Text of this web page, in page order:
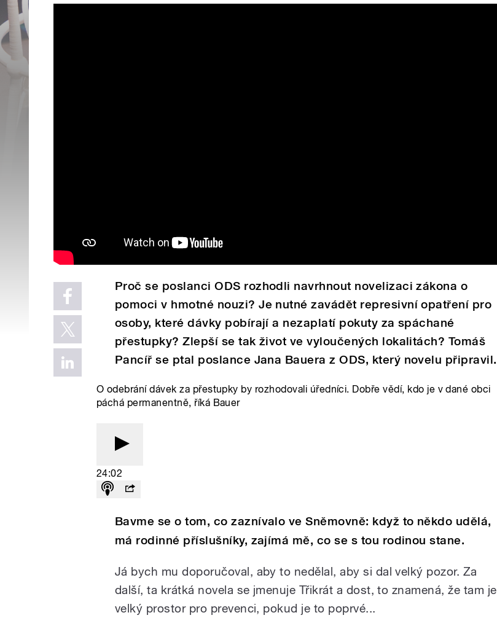
Proč se poslanci ODS rozhodli navrhnout novelizaci zákona o
pomoci v hmotné nouzi? Je nutné zavádět represivní opatření pro
osoby, které dávky pobírají a nezaplatí pokuty za spáchané
přestupky? Zlepší se tak život ve vyloučených lokalitách? Tomáš
Pancíř se ptal poslance Jana Bauera z ODS, který novelu připravil.
O odebrání dávek za přestupky by rozhodovali úředníci. Dobře vědí, kdo je v dané obci
páchá permanentně, říká Bauer
24:02
Bavme se o tom, co zaznívalo ve Sněmovně: když to někdo udělá,
má rodinné příslušníky, zajímá mě, co se s tou rodinou stane.
Já bych mu doporučoval, aby to nedělal, aby si dal velký pozor. Za
další, ta krátká novela se jmenuje Třikrát a dost, to znamená, že tam je
velký prostor pro prevenci, pokud je to poprvé...